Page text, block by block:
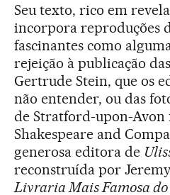
Seu texto, rico em
incorpora reproduções
fascinantes como
rejeição à publicação
Gertrude Stein, que os
não entender, ou das
de Stratford-upon-
Shakespeare and
generosa editora de
reconstruída por
Livraria Mais Famosa